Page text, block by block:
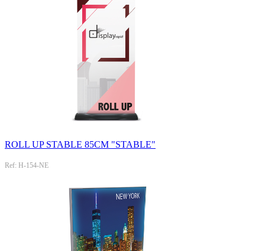
ROLL UP STABLE 85CM "STABLE"
Ref: H-154-NE